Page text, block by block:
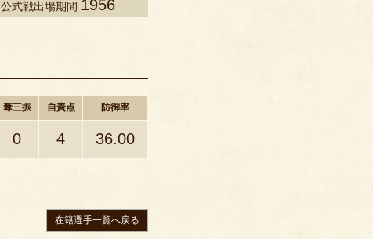
公式戦出場期間 1956
奪三振 自責点 防御率
0 4 36.00
在籍選手一覧へ戻る